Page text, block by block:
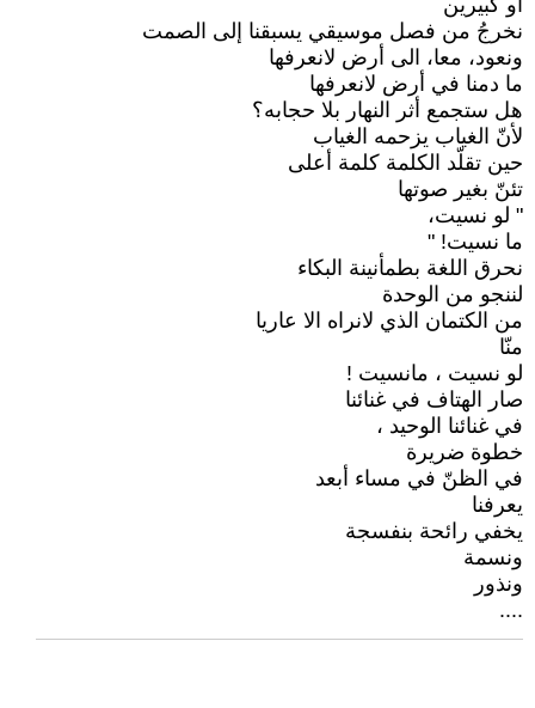
أو كبيرين
نخرجُ من فصل موسيقي يسبقنا إلى الصمت
ونعود، معا، الى أرض لانعرفها
ما دمنا في أرض لانعرفها
هل ستجمع أثر النهار بلا حجابه؟
لأنّ الغياب يزحمه الغياب
حين تقلّد الكلمة كلمة أعلى
تئنّ بغير صوتها
" لو نسيت،
ما نسيت! "
نحرق اللغة بطمأنينة البكاء
لننجو من الوحدة
من الكتمان الذي لانراه الا عاريا
منّا
لو نسيت ، مانسيت !
صار الهتاف في غنائنا
في غنائنا الوحيد ،
خطوة ضريرة
في الظنّ في مساء أبعد
يعرفنا
يخفي رائحة بنفسجة
ونسمة
ونذور
....